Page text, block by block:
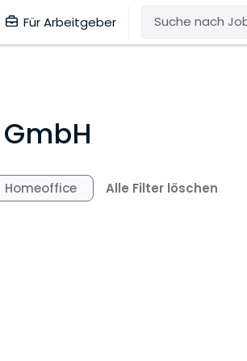
Für Arbeitgeber
Homeoffice Alle Filter löschen